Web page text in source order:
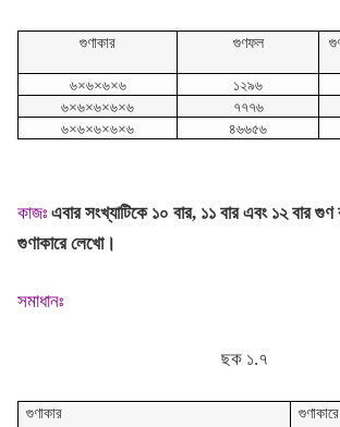
গুণাকার গুণফল
৬×৬×৬×৬
১২৯৬
৬×৬×৬×৬×৬
৭৭৭৬
৬×৬×৬×৬×৬
৪৬৬৫৬
কাজঃ এবার সংখ্যাটিকে ১০ বার, ১১ বার এবং ১২ বার
গুণাকারে লেখো।
সমাধানঃ
ছক ১.৭
গুণাকার